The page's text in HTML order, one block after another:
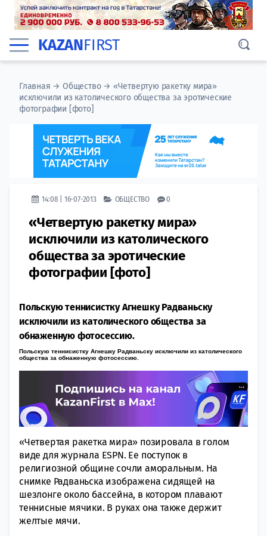
KAZANFIRST
Главная →Общество→ «Четвертую ракетку мира»
исключили из католического общества за эротические
фотографии [фото]
14:08 | 16-07-2013 ОБЩЕСТВО 0
«Четвертую ракетку мира»
исключили из католического
общества за эротические
фотографии [фото]
Польскую теннисистку Агнешку Радваньску
исключили из католического общества за
обнаженную фотосессию.
Польскую теннисистку Агнешку Радваньску исключили из католического
общества за обнаженную фотосессию.
«Четвертая ракетка мира» позировала в голом
виде для журнала ESPN. Ее поступок в
религиозной общине сочли аморальным. На
снимке Радваньска изображена сидящей на
шезлонге около бассейна, в котором плавают
теннисные мячики. В руках она также держит
желтые мячи.